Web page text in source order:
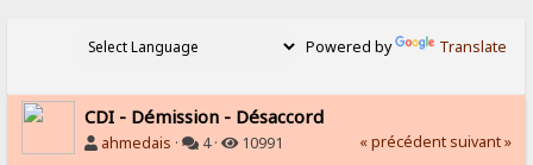
Powered by Translate
CDI - Démission - Désaccord
ahmedais · 4 · 10991 « précédent suivant »